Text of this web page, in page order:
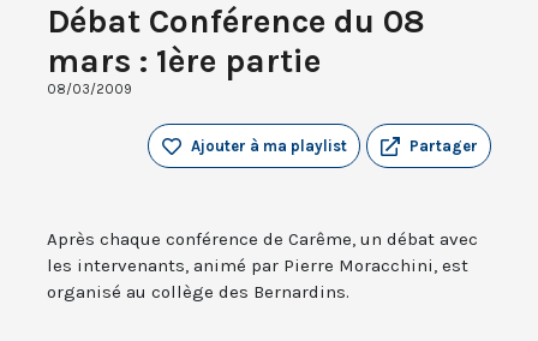
Débat Conférence du 08
mars : 1ère partie
08/03/2009
Partager
Ajouter à ma playlist
Après chaque conférence de Carême, un débat avec
les intervenants, animé par Pierre Moracchini, est
organisé au collège des Bernardins.